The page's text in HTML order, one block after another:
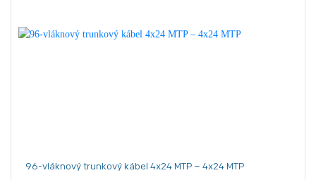
96-vláknový trunkový kábel 4x24 MTP – 4x24 MTP